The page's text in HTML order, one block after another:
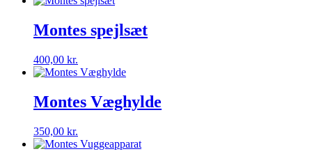
Montes spejlsæt
400,00 kr.
Montes Væghylde
350,00 kr.